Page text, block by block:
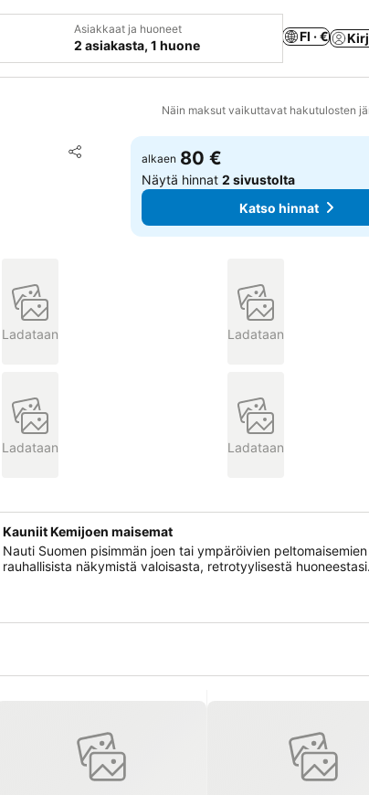
Asiakkaat ja huoneet
2 asiakasta, 1 huone
FI · €
Näin maksut vaikuttavat hakutulosten
Jaa
Lisää suosikkeihin
alkaen 80 €
Näytä hinnat2 sivustolta
Katso hinnat
Ladataan Ladataan
Ladataan Ladataan
Kauniit Kemijoen maisemat
Nauti Suomen pisimmän joen tai ympäröivien peltomaisemien
rauhallisista näkymistä valoisasta, retrotyylisestä huoneestasi.